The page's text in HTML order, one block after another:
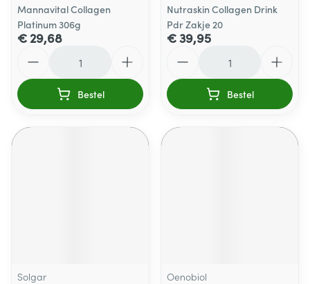
Mannavital Collagen
Platinum 306g
€ 29,68
Bestel
Nutraskin Collagen Drink
Pdr Zakje 20
€ 39,95
Bestel
Solgar
Oenobiol